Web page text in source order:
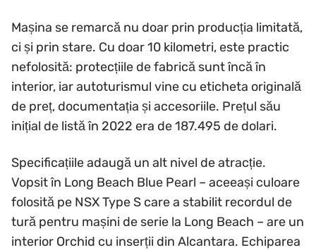
Mașina se remarcă nu doar prin producția limitată,
ci și prin stare. Cu doar 10 kilometri, este practic
nefolosită: protecțiile de fabrică sunt încă în
interior, iar autoturismul vine cu eticheta originală
de preț, documentația și accesoriile. Prețul său
inițial de listă în 2022 era de 187.495 de dolari.
Specificațiile adaugă un alt nivel de atracție.
Vopsit în Long Beach Blue Pearl – aceeași culoare
folosită pe NSX Type S care a stabilit recordul de
tură pentru mașini de serie la Long Beach – are un
interior Orchid cu inserții din Alcantara. Echiparea